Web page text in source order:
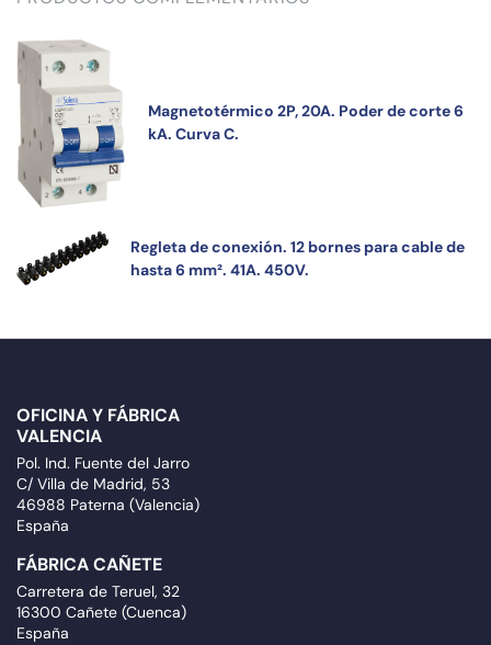
Magnetotérmico 2P, 20A. Poder de corte 6
kA. Curva C.
Regleta de conexión. 12 bornes para cable de
hasta 6 mm². 41A. 450V.
OFICINA Y FÁBRICA
VALENCIA
Pol. Ind. Fuente del Jarro
C/ Villa de Madrid, 53
46988 Paterna (Valencia)
España
FÁBRICA CAÑETE
Carretera de Teruel, 32
16300 Cañete (Cuenca)
España